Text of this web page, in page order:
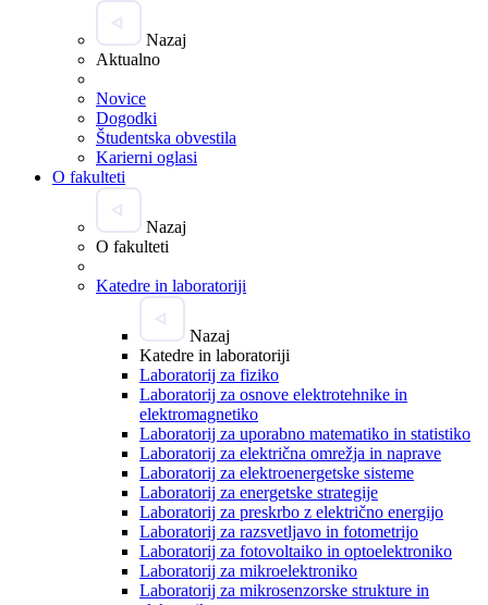
Nazaj
Aktualno
Novice
Dogodki
Študentska obvestila
Karierni oglasi
O fakulteti
Nazaj
O fakulteti
Katedre in laboratoriji
Nazaj
Katedre in laboratoriji
Laboratorij za fiziko
Laboratorij za osnove elektrotehnike in
elektromagnetiko
Laboratorij za uporabno matematiko in statistiko
Laboratorij za električna omrežja in naprave
Laboratorij za elektroenergetske sisteme
Laboratorij za energetske strategije
Laboratorij za preskrbo z električno energijo
Laboratorij za razsvetljavo in fotometrijo
Laboratorij za fotovoltaiko in optoelektroniko
Laboratorij za mikroelektroniko
Laboratorij za mikrosenzorske strukture in